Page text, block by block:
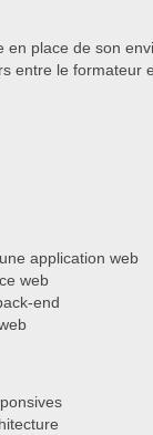
en place de son
entre le formateur
application web
web
end